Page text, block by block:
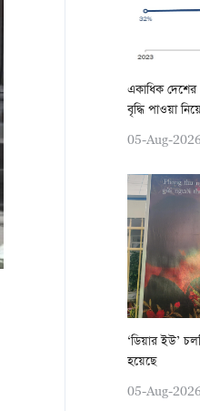
একাধিক দেশের
বৃদ্ধি পাওয়া
05-Aug-
‘ডিয়ার ইউ’
হয়েছে
05-Aug-